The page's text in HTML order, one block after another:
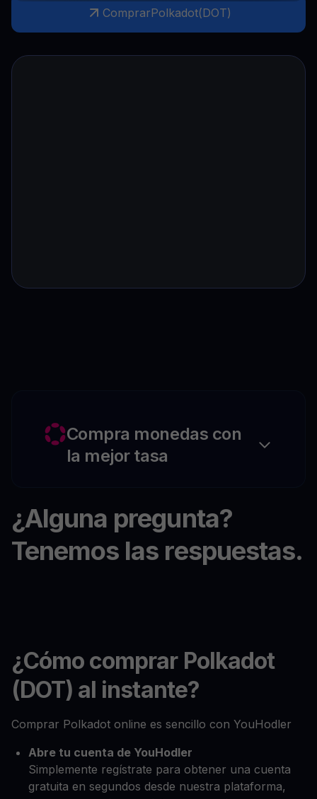
ComprarPolkadot(DOT)
Compra monedas con
la mejor tasa
¿Alguna pregunta?
Tenemos las respuestas.
¿Cómo comprar Polkadot
(DOT) al instante?
Comprar Polkadot online es sencillo con YouHodler
Abre tu cuenta de YouHodler
Simplemente regístrate para obtener una cuenta
gratuita en segundos desde nuestra plataforma,